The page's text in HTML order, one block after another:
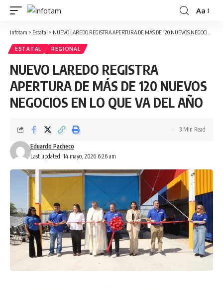
Aa
Infotam > Estatal > NUEVO LAREDO REGISTRA APERTURA DE MÁS DE 120 NUEVOS NEGOCIOS EN LO QUE VA DEL AÑO
ESTATAL REGIONAL
NUEVO LAREDO REGISTRA
APERTURA DE MÁS DE 120 NUEVOS
NEGOCIOS EN LO QUE VA DEL AÑO
Last updated: 14 mayo, 2026 6:26 am
Eduardo Pacheco
3 Min Read